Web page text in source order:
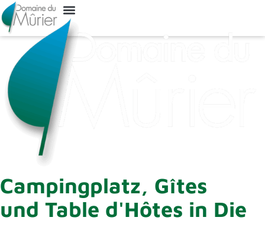
Campingplatz, Gîtes
und Table d'Hôtes in Die